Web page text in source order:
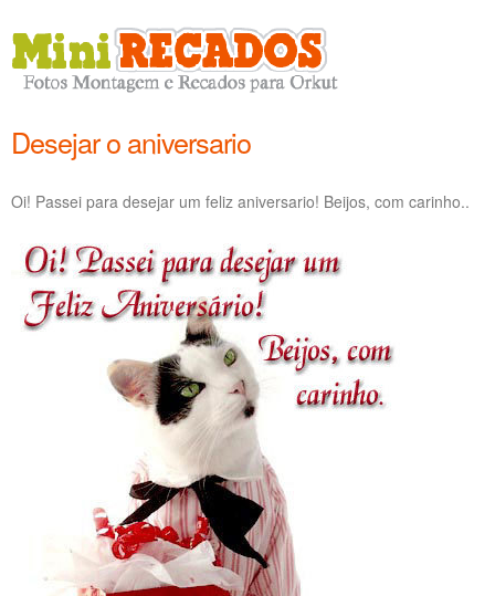
Desejar o aniversario
Oi! Passei para desejar um feliz aniversario! Beijos, com carinho..